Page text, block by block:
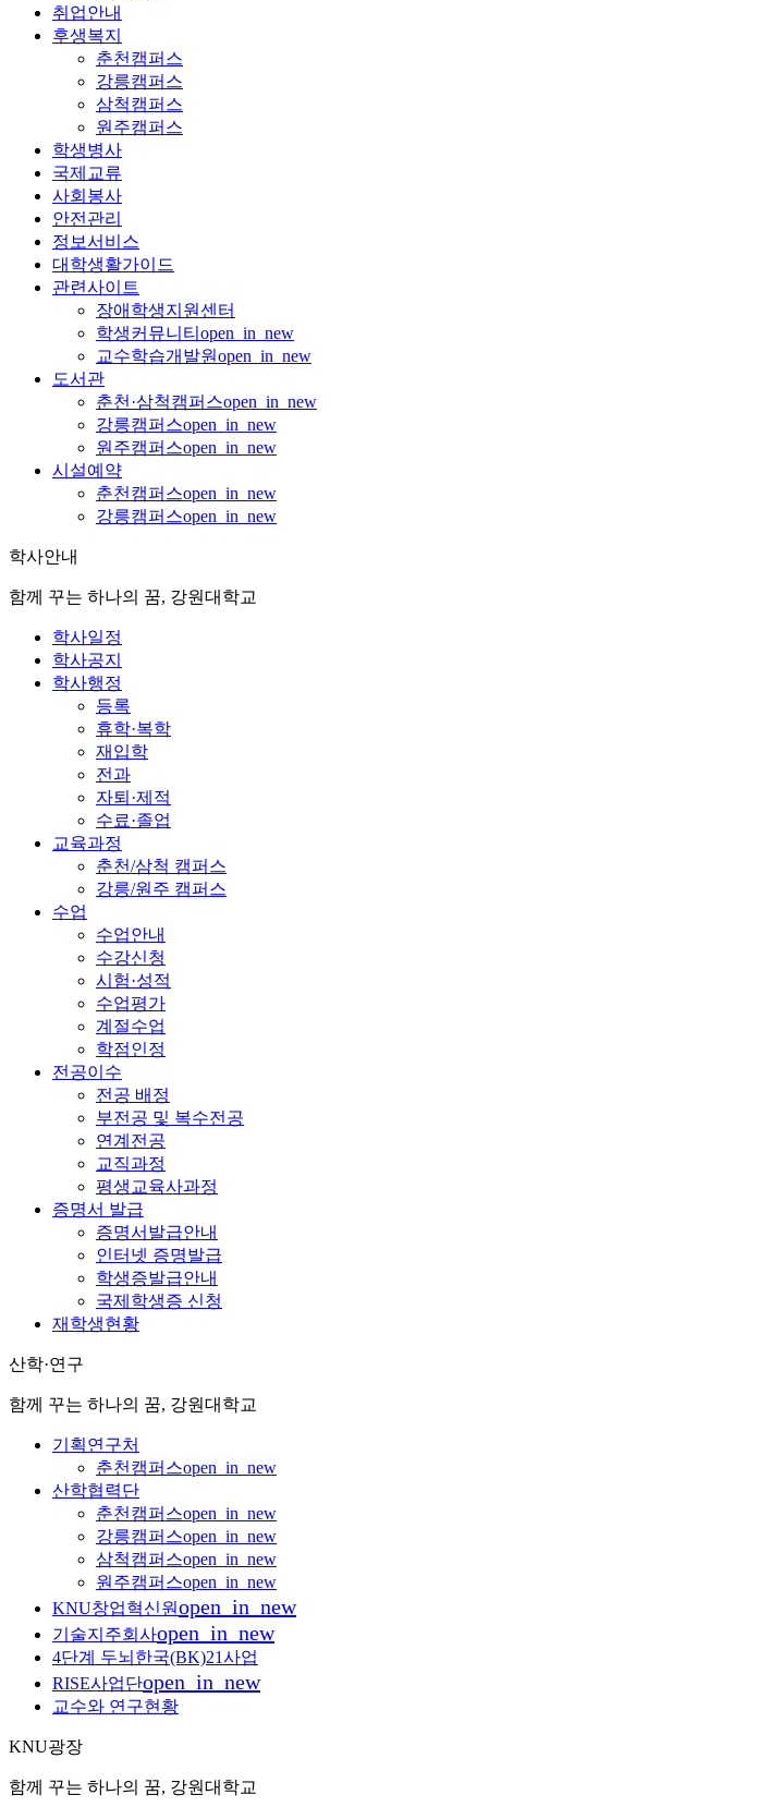
취업안내
후생복지
춘천캠퍼스
강릉캠퍼스
삼척캠퍼스
원주캠퍼스
학생병사
국제교류
사회봉사
안전관리
정보서비스
대학생활가이드
관련사이트
장애학생지원센터
학생커뮤니티 open_in_new
교수학습개발원open_in_new
도서관
춘천·삼척캠퍼스open_in_new
강릉캠퍼스open_in_new
원주캠퍼스open_in_new
시설예약
춘천캠퍼스open_in_new
강릉캠퍼스open_in_new
학사안내
함께 꾸는 하나의 꿈, 강원대학교
학사일정
학사공지
학사행정
등록
휴학·복학
재입학
전과
자퇴·제적
수료·졸업
교육과정
춘천/삼척 캠퍼스
강릉/원주 캠퍼스
수업
수업안내
수강신청
시험·성적
수업평가
계절수업
학점인정
전공이수
전공 배정
부전공 및 복수전공
연계전공
교직과정
평생교육사과정
증명서 발급
증명서발급안내
인터넷 증명발급
학생증발급안내
국제학생증 신청
재학생현황
산학·연구
함께 꾸는 하나의 꿈, 강원대학교
기획연구처
춘천캠퍼스open_in_new
산학협력단
춘천캠퍼스open_in_new
강릉캠퍼스open_in_new
삼척캠퍼스open_in_new
원주캠퍼스open_in_new
KNU창업혁신원open_in_new
기술지주회사open_in_new
4단계 두뇌한국(BK)21사업
RISE사업단open_in_new
교수와 연구현황
KNU광장
함께 꾸는 하나의 꿈, 강원대학교